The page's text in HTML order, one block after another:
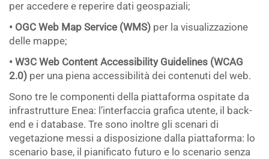
per accedere e reperire dati geospaziali;
• OGC Web Map Service (WMS) per la visualizzazione
delle mappe;
• W3C Web Content Accessibility Guidelines (WCAG
2.0) per una piena accessibilità dei contenuti del web.
Sono tre le componenti della piattaforma ospitate da
infrastrutture Enea: l’interfaccia grafica utente, il back-
end e i database. Tre sono inoltre gli scenari di
vegetazione messi a disposizione dalla piattaforma: lo
scenario base, il pianificato futuro e lo scenario senza